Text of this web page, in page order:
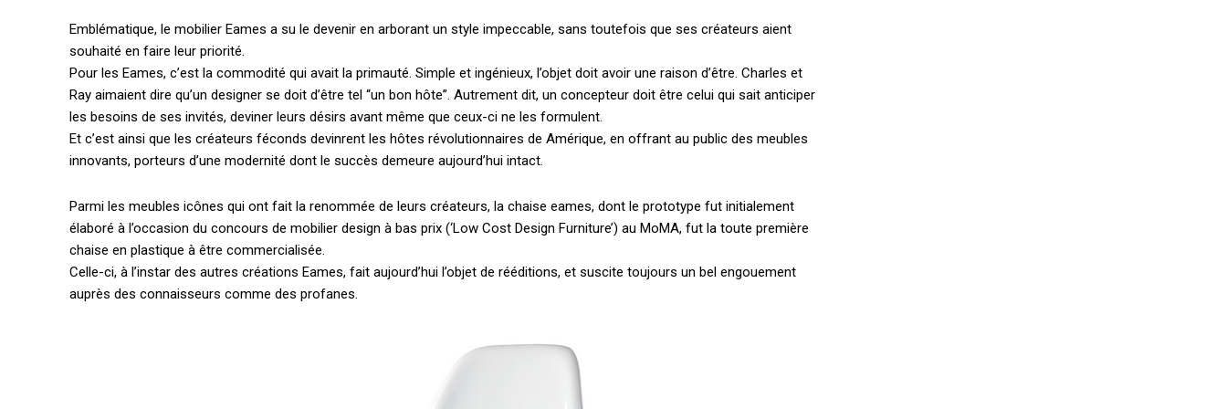
Emblématique, le mobilier Eames a su le devenir en arborant un style impeccable, sans toutefois que ses créateurs aient
souhaité en faire leur priorité.
Pour les Eames, c’est la commodité qui avait la primauté. Simple et ingénieux, l’objet doit avoir une raison d’être. Charles et
Ray aimaient dire qu’un designer se doit d’être tel “un bon hôte”. Autrement dit, un concepteur doit être celui qui sait anticiper
les besoins de ses invités, deviner leurs désirs avant même que ceux-ci ne les formulent.
Et c’est ainsi que les créateurs féconds devinrent les hôtes révolutionnaires de Amérique, en offrant au public des meubles
innovants, porteurs d’une modernité dont le succès demeure aujourd’hui intact.
Parmi les meubles icônes qui ont fait la renommée de leurs créateurs, la chaise eames, dont le prototype fut initialement
élaboré à l’occasion du concours de mobilier design à bas prix (‘Low Cost Design Furniture’) au MoMA, fut la toute première
chaise en plastique à être commercialisée.
Celle-ci, à l’instar des autres créations Eames, fait aujourd’hui l’objet de rééditions, et suscite toujours un bel engouement
auprès des connaisseurs comme des profanes.